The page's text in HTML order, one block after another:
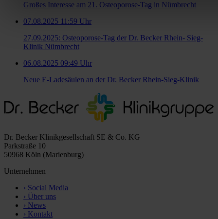
Großes Interesse am 21. Osteoporose-Tag in Nümbrecht
07.08.2025 11:59 Uhr
27.09.2025: Osteoporose-Tag der Dr. Becker Rhein- Sieg-
Klinik Nümbrecht
06.08.2025 09:49 Uhr
Neue E-Ladesäulen an der Dr. Becker Rhein-Sieg-Klinik
Dr. Becker Klinikgesellschaft SE & Co. KG
Parkstraße 10
50968 Köln (Marienburg)
Unternehmen
› Social Media
› Über uns
› News
› Kontakt